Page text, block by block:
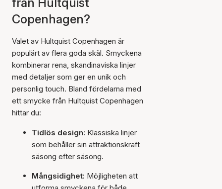
Copenhagen?
Valet av Hultquist Copenhagen är
populärt av flera goda skäl. Smyckena
kombinerar rena, skandinaviska linjer
med detaljer som ger en unik och
personlig touch. Bland fördelarna med
ett smycke från Hultquist Copenhagen
hittar du:
Tidlös design: Klassiska linjer
som behåller sin attraktionskraft
säsong efter säsong.
Mångsidighet: Möjligheten att